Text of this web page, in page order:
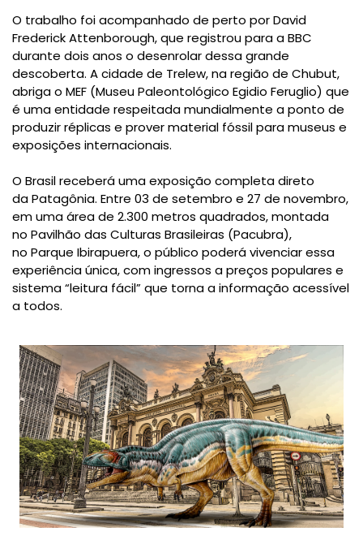
O trabalho foi acompanhado de perto porDavid
Frederick Attenborough, que registrou para a BBC
durante dois anos o desenrolar dessa grande
descoberta. A cidade de Trelew, na região de Chubut,
abriga o MEF (Museu Paleontológico Egidio Feruglio) que
é uma entidade respeitada mundialmente a ponto de
produzir réplicas e prover material fóssil para museus e
exposições internacionais.
O Brasil receberá uma exposição completa direto
daPatagônia. Entre 03 de setembro e 27 de novembro,
em uma área de 2.300 metros quadrados, montada
no Pavilhão das Culturas Brasileiras (Pacubra),
no Parque Ibirapuera, o público poderá vivenciar essa
experiência única, com ingressos a preços populares e
sistema “leitura fácil” que torna a informação acessível
a todos.